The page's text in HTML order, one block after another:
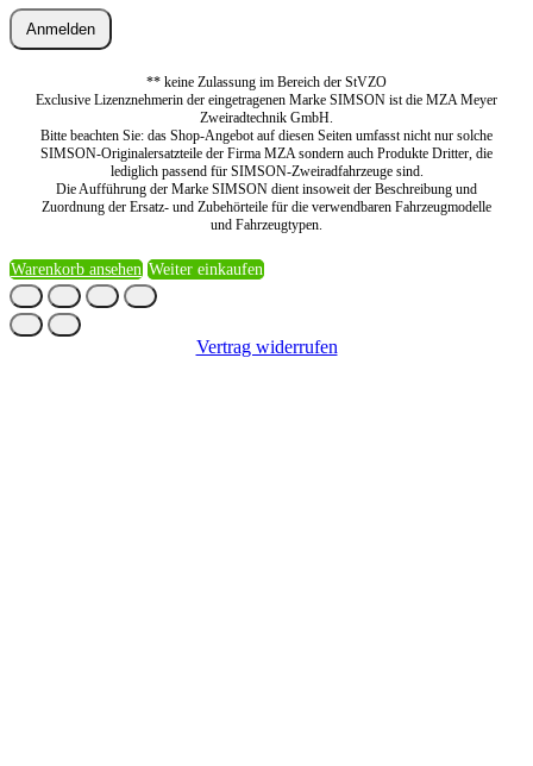
Anmelden
** keine Zulassung im Bereich der StVZO
Exclusive Lizenznehmerin der eingetragenen Marke SIMSON ist die MZA Meyer
Zweiradtechnik GmbH.
Bitte beachten Sie: das Shop-Angebot auf diesen Seiten umfasst nicht nur solche
SIMSON-Originalersatzteile der Firma MZA sondern auch Produkte Dritter, die
lediglich passend für SIMSON-Zweiradfahrzeuge sind.
Die Aufführung der Marke SIMSON dient insoweit der Beschreibung und
Zuordnung der Ersatz- und Zubehörteile für die verwendbaren Fahrzeugmodelle
und Fahrzeugtypen.
Warenkorb ansehen Weiter einkaufen
Vertrag widerrufen